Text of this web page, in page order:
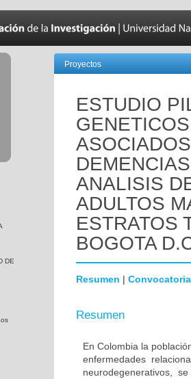
DE
Proyectos
ESTUDIO
ANALISIS
ADULTOS
ESTRATOS
BOGOTA
Resumen | Convocatoria
Resumen
En Colombia la
enfermedades
neurodegenerativos,